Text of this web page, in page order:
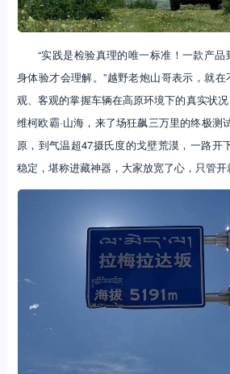
“实践是检验真理的唯一标准！一款产
身体验才会理解。”越野老炮山哥表示，就
观、客观的掌握车辆在高原环境下的真实状
维柯欧霸·山海，来了场狂飙三万里的终极测
原，到气温超47摄氏度的戈壁荒漠，一路开
稳定，堪称进藏神器，大家放宽了心，只管开